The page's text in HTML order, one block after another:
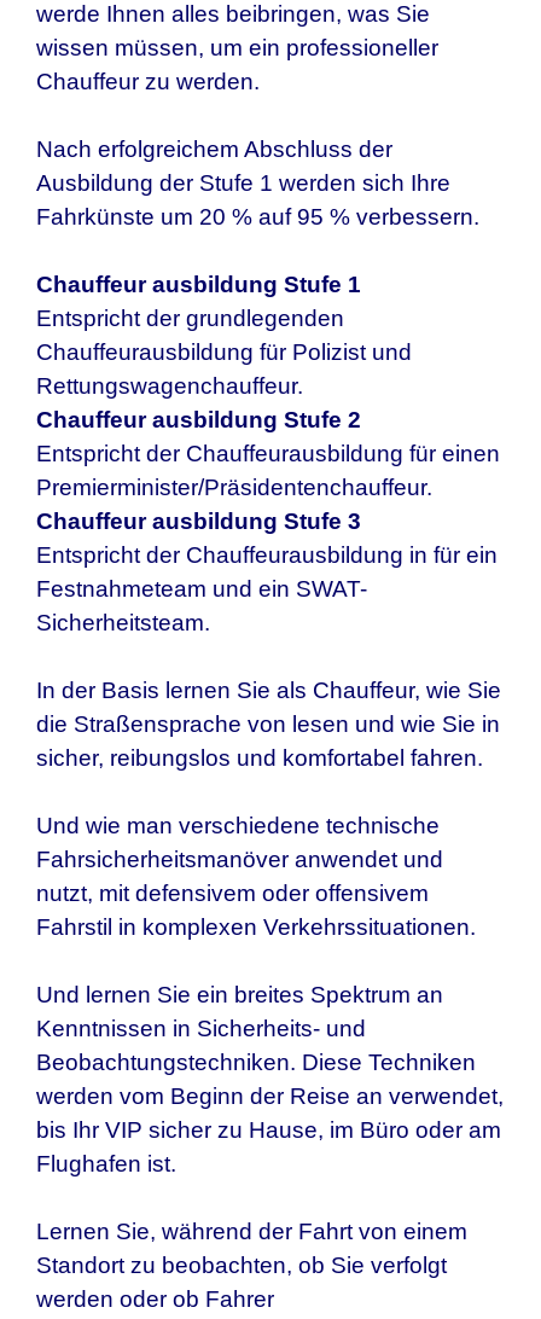
werde Ihnen alles beibringen, was Sie
wissen müssen, um ein professioneller
Chauffeur zu werden.
Nach erfolgreichem Abschluss der
Ausbildung der Stufe 1 werden sich Ihre
Fahrkünste um 20 % auf 95 % verbessern.
Chauffeur ausbildung Stufe 1
Entspricht der grundlegenden
Chauffeurausbildung für Polizist und
Rettungswagenchauffeur.
Chauffeur ausbildung Stufe 2
Entspricht der Chauffeurausbildung für einen
Premierminister/Präsidentenchauffeur.
Chauffeur ausbildung Stufe 3
Entspricht der Chauffeurausbildung in für ein
Festnahmeteam und ein SWAT-
Sicherheitsteam.
In der Basis lernen Sie als Chauffeur, wie Sie
die Straßensprache von lesen und wie Sie in
sicher, reibungslos und komfortabel fahren.
Und wie man verschiedene technische
Fahrsicherheitsmanöver anwendet und
nutzt, mit defensivem oder offensivem
Fahrstil in komplexen Verkehrssituationen.
Und lernen Sie ein breites Spektrum an
Kenntnissen in Sicherheits- und
Beobachtungstechniken. Diese Techniken
werden vom Beginn der Reise an verwendet,
bis Ihr VIP sicher zu Hause, im Büro oder am
Flughafen ist.
Lernen Sie, während der Fahrt von einem
Standort zu beobachten, ob Sie verfolgt
werden oder ob Fahrer